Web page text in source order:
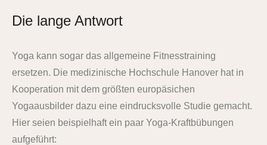
Die lange Antwort
Yoga kann sogar das allgemeine Fitnesstraining
ersetzen. Die medizinische Hochschule Hanover hat in
Kooperation mit dem größten europäsichen
Yogaausbilder dazu eine eindrucksvolle Studie gemacht.
Hier seien beispielhaft ein paar Yoga-Kraftbübungen
aufgeführt: